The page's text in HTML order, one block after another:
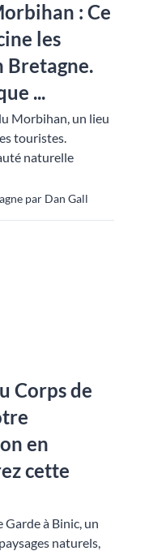
: Ce
les
Bretagne.
...
Morbihan, un lieu
touristes.
naturelle
par Dan Gall
Corps de
en
cette
Garde à Binic, un
naturels,